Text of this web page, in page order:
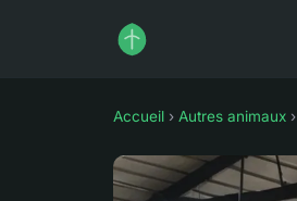
Accueil › Autres animaux ›